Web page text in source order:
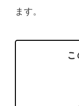
ます。